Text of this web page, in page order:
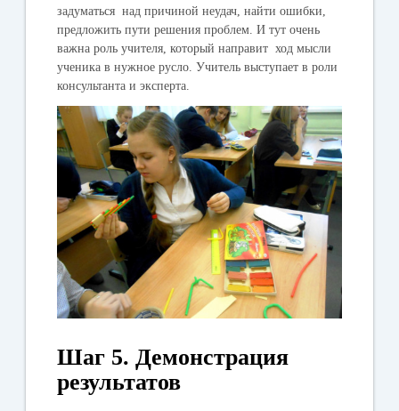
задуматься над причиной неудач, найти ошибки,
предложить пути решения проблем. И тут очень
важна роль учителя, который направит ход мысли
ученика в нужное русло. Учитель выступает в роли
консультанта и эксперта.
Шаг 5. Демонстрация
результатов